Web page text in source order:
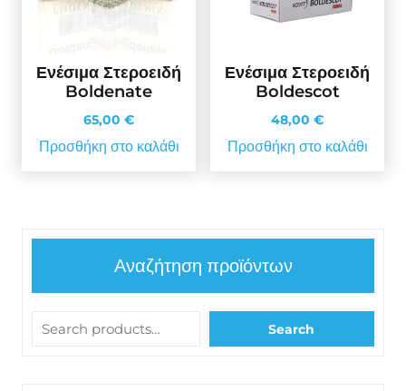
Ενέσιμα Στεροειδή
Boldenate
65,00 €
Προσθήκη στο καλάθι
Ενέσιμα Στεροειδή
Boldescot
48,00 €
Προσθήκη στο καλάθι
Αναζήτηση προϊόντων
Search